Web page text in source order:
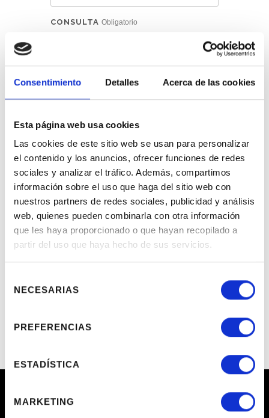
Consentimiento Detalles Acerca de las cookies
Esta página web usa cookies
Las cookies de este sitio web se usan para personalizar
el contenido y los anuncios, ofrecer funciones de redes
sociales y analizar el tráfico. Además, compartimos
información sobre el uso que haga del sitio web con
nuestros partners de redes sociales, publicidad y análisis
web, quienes pueden combinarla con otra información
que les haya proporcionado o que hayan recopilado a
partir del uso que haya hecho de sus servicios.
NECESARIAS
PREFERENCIAS
ESTADÍSTICA
MARKETING
CONSULTA Obligatorio
NÚMEROS QUE APARECEN EN LA
IMAGEN. HAGA CLIC EN LA IMAGEN
ENVIAR CONSULTA
Representación a futbolistas